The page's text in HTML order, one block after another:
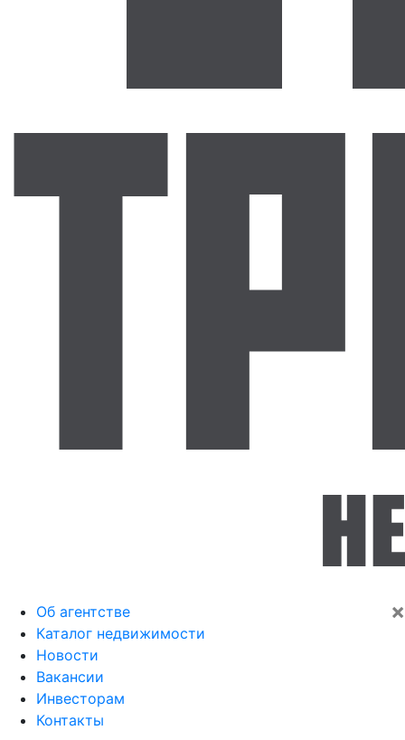
×
Об агентстве
Каталог недвижимости
Новости
Вакансии
Инвесторам
Контакты